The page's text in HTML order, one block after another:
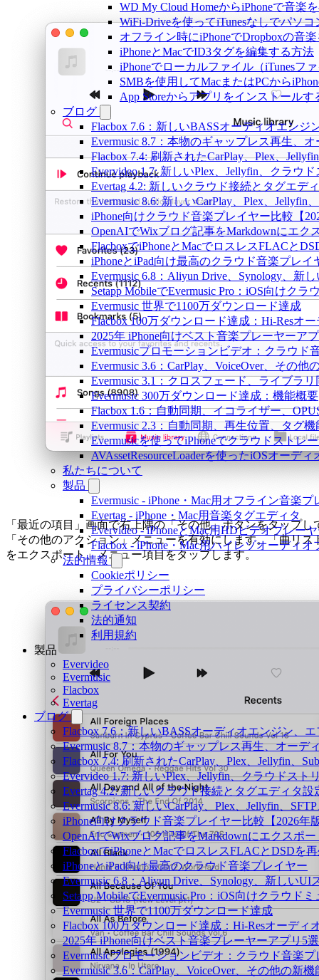
WD My Cloud HomeからiPhoneで音楽
WiFi-Driveを使ってiTunesなしでパソ
オフライン時にiPhoneでDropboxの音
iPhoneとMacでID3タグを編集する方法
iPhoneでローカルファイル（iTunesフ
SMBを使用してMacまたはPCから
App Storeからアプリをインストール
ブログ
Flacbox 7.6：新しいBASSオーディオエン
Evermusic 8.7：本物のギャップレス再生、
Flacbox 7.4: 刷新されたCarPlay、Plex、
Evervideo 1.7: 新しいPlex、Jellyfin、クラウ
Evertag 4.2: 新しいクラウド接続とタグエデ
Evermusic 8.6: 新しいCarPlay、Plex、Jellyfin
iPhone向けクラウド音楽プレイヤー比較【
OpenAIでWixブログ記事をMarkdownにエク
FlacboxでiPhoneとMacでロスレスFLACと
iPhoneとiPad向け最高のクラウド音楽プレイ
Evermusic 6.8：Aliyun Drive、Synology、新
Setapp MobileでEvermusic Pro：iOS向けクラ
Evermusic 世界で1100万ダウンロード達成
Flacbox 100万ダウンロード達成：Hi-Resオ
2025年 iPhone向けベスト音楽プレーヤーア
Evermusicプロモーションビデオ：クラウド
Evermusic 3.6：CarPlay、VoiceOver、その他
Evermusic 3.1：クロスフェード、ライブラ
Evermusic 300万ダウンロード達成：機能概要
Flacbox 1.6：自動同期、イコライザー、
Evermusic 2.3：自動同期、再生位置、タグ機
Evermusicを使ってiPhoneでクラウドストレ
AVAssetResourceLoaderを使ったiOSオーデ
私たちについて
製品
Evermusic - iPhone・Mac用オフライン音楽プ
Evertag - iPhone・Mac用音楽タグエディタ
Evervideo - iPhoneとMac用HDビデオプレー
Flacbox - iPhone・Mac用ハイレゾオーディオ
法的情報
Cookieポリシー
プライバシーポリシー
ライセンス契約
法的通知
利用規約
製品
Evervideo
Evermusic
Flacbox
Evertag
ブログ
Flacbox 7.6：新しいBASSオーディオエンジン、
Evermusic 8.7：本物のギャップレス再生、オー
Flacbox 7.4: 刷新されたCarPlay、Plex、Jellyfin、
Evervideo 1.7: 新しいPlex、Jellyfin、クラウドス
Evertag 4.2: 新しいクラウド接続とタグエディタ設
Evermusic 8.6: 新しいCarPlay、Plex、Jellyfin、
iPhone向けクラウド音楽プレイヤー比較【2026年
OpenAIでWixブログ記事をMarkdownにエクスポー
FlacboxでiPhoneとMacでロスレスFLACとDSDを
iPhoneとiPad向け最高のクラウド音楽プレイヤー
Evermusic 6.8：Aliyun Drive、Synology、新しいUI
Setapp MobileでEvermusic Pro：iOS向けクラウド
Evermusic 世界で1100万ダウンロード達成
Flacbox 100万ダウンロード達成：Hi-Resオーディ
2025年 iPhone向けベスト音楽プレーヤーアプリ5選
Evermusicプロモーションビデオ：クラウド音楽
Evermusic 3.6：CarPlay、VoiceOver、その他の新機
「最近の項目」画面で右上隅の「その他」ボタンをタップし
「その他のアクション」メニューを有効にします。「曲リス
をエクスポート」メニュー項目をタップします。